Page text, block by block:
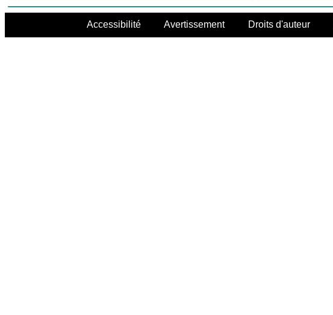
Accessibilité Avertissement Droits d'auteur